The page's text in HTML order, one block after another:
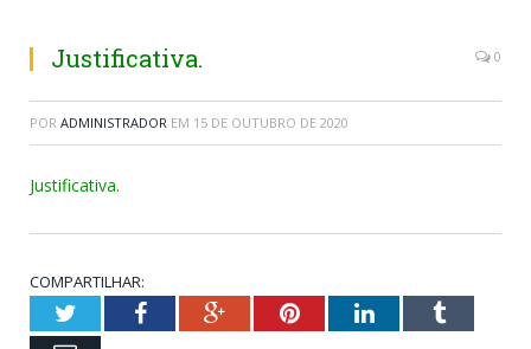
Justificativa. 0
POR ADMINISTRADOR EM 15 DE OUTUBRO DE 2020
Justificativa.
COMPARTILHAR:
TwitterFacebookGoogle+PinterestLinkedInTumblr